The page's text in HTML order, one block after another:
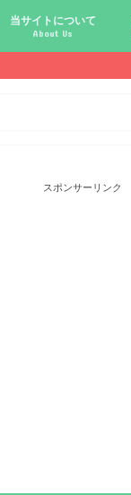
ない時代？
-子供達！
遊べる！
の違い
旅へ！
用語集
当サイトについて
About Us
スポンサーリンク